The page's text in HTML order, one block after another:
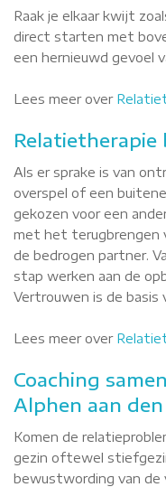
Raak je elkaar kwijt
direct starten met
een hernieuwd gevoel
Lees meer over
Als er sprake is van
overspel of een
gekozen voor een
met het terugbrengen
de bedrogen partner.
stap werken aan de
Vertrouwen is de basis
Lees meer over
Coaching
Alphen aan den
Komen de
gezin oftewel
bewustwording van de